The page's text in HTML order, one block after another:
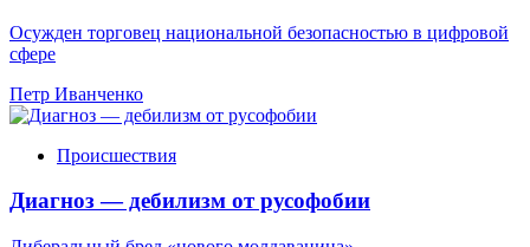
Осужден торговец национальной безопасностью в цифровой
сфере
Петр Иванченко
Происшествия
Диагноз — дебилизм от русофобии